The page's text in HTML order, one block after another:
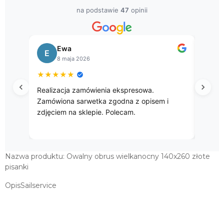
na podstawie 47 opinii
B Bogusława
8 kwietnia 2026
★★★★★
Przepięke gobelinowe obrusy.
Nazwa produktu: Owalny obrus wielkanocny 140x260 złote
pisanki
OpisSailservice